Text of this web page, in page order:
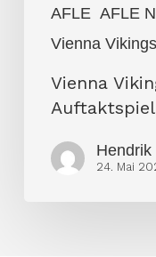
AFLE AFLE
Vienna Vikings
Vienna
Auftaktspiel
Hendrik
24. Mai